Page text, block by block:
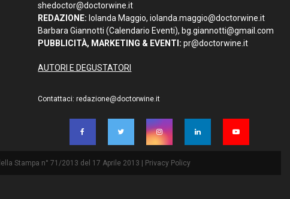
shedoctor@doctorwine.it
REDAZIONE: Iolanda Maggio,iolanda.maggio@doctorwine.it
Barbara Giannotti (Calendario Eventi), bg.giannotti@gmail.com
PUBBLICITÀ, MARKETING & EVENTI: pr@doctorwine.it
AUTORI E DEGUSTATORI
Contattaci:redazione@doctorwine.it
Stampa n° 71/2013 del 17 Aprile 2013 | Privacy Policy